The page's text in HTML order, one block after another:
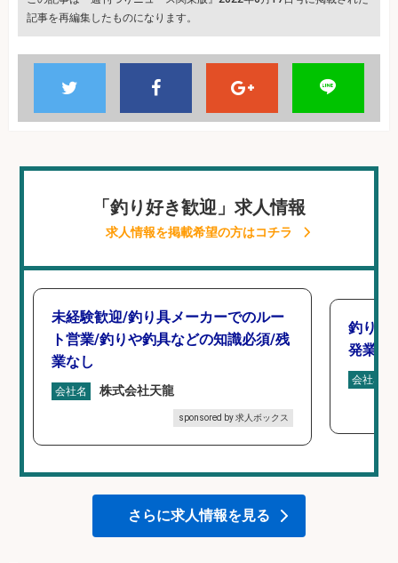
記事を再編集したものになります。
「釣り好き歓迎」求人情報
求人情報を掲載希望の方はコチラ
未経験歓迎/釣り具メーカーでのルー
ト営業/釣りや釣具などの知識必須/残
業なし
会社名 株式会社天龍
sponsored by 求人ボックス
釣り具
発業務
会社名
さらに求人情報を見る